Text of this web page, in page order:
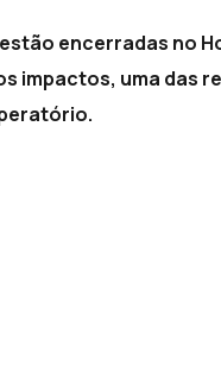
encerradas no
impactos, uma das